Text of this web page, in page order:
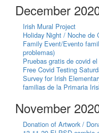
December
Irish Mural Project
Holiday Night / Noche de
Family Event/Evento
problemas)
Pruebas gratis de covid
Free Covid Testing
Survey for Irish
familias de la Primaria
November
Donation of Artwork /